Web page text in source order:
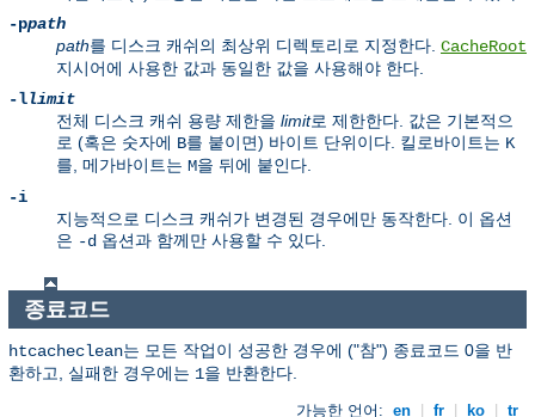
-ppath
path를 디스크 캐쉬의 최상위 디렉토리로 지정한다. CacheRoot
지시어에 사용한 값과 동일한 값을 사용해야 한다.
-llimit
전체 디스크 캐쉬 용량 제한을 limit로 제한한다. 값은 기본적으
로 (혹은 숫자에 B를 붙이면) 바이트 단위이다. 킬로바이트는 K
를, 메가바이트는 M을 뒤에 붙인다.
-i
지능적으로 디스크 캐쉬가 변경된 경우에만 동작한다. 이 옵션
은 -d 옵션과 함께만 사용할 수 있다.
종료코드
htcacheclean는 모든 작업이 성공한 경우에 ("참") 종료코드 0을 반
환하고, 실패한 경우에는 1을 반환한다.
가능한 언어: en | fr | ko | tr